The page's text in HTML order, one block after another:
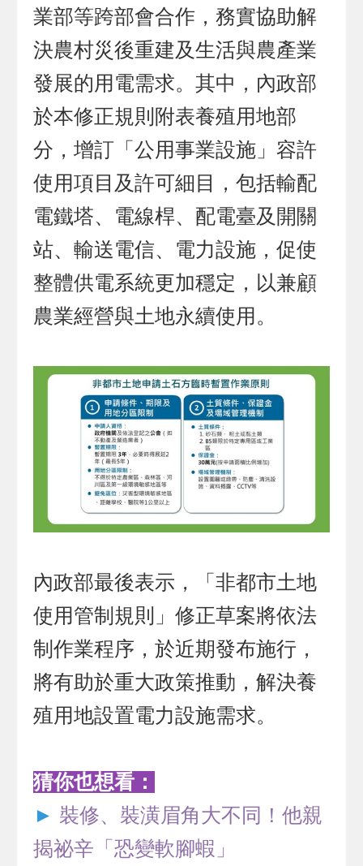
業部等跨部會合作，務實協助解
決農村災後重建及生活與農產業
發展的用電需求。其中，內政部
於本修正規則附表養殖用地部
分，增訂「公用事業設施」容許
使用項目及許可細目，包括輸配
電鐵塔、電線桿、配電臺及開關
站、輸送電信、電力設施，促使
整體供電系統更加穩定，以兼顧
農業經營與土地永續使用。
內政部最後表示，「非都市土地
使用管制規則」修正草案將依法
制作業程序，於近期發布施行，
將有助於重大政策推動，解決養
殖用地設置電力設施需求。
猜你也想看：
► 裝修、裝潢眉角大不同！他親
揭祕辛「恐變軟腳蝦」